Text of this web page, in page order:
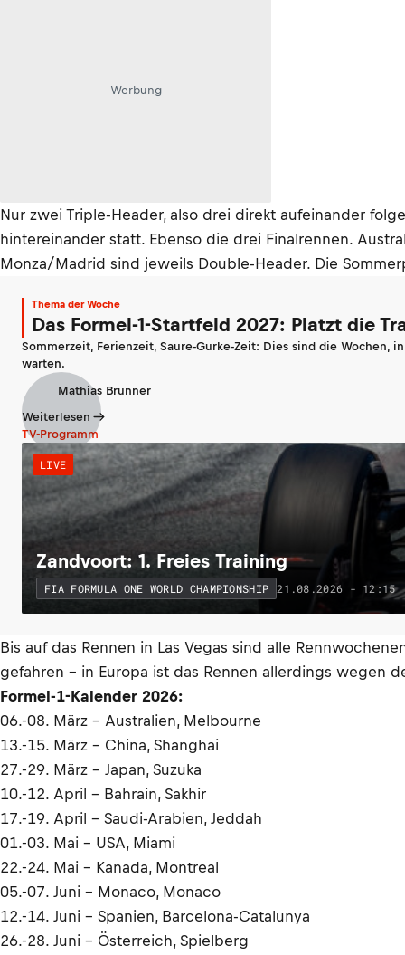
Werbung
Nur zwei Triple-Header, also drei direkt aufeinander
hintereinander statt. Ebenso die drei Finalrennen.
Monza/Madrid sind jeweils Double-Header. Die
Thema der Woche
Das Formel-1-Startfeld 2027: Platzt die
Sommerzeit, Ferienzeit, Saure-Gurke-Zeit: Dies sind die
warten.
Mathias Brunner
Weiterlesen
TV-Programm
LIVE
Zandvoort: 1. Freies Training
FIA FORMULA ONE WORLD CHAMPIONSHIP 21.08.2026 - 12:15
Bis auf das Rennen in Las Vegas sind alle
gefahren – in Europa ist das Rennen allerdings wegen
Formel-1-Kalender 2026:
06.-08. März – Australien, Melbourne
13.-15. März – China, Shanghai
27.-29. März – Japan, Suzuka
10.-12. April – Bahrain, Sakhir
17.-19. April – Saudi-Arabien, Jeddah
01.-03. Mai – USA, Miami
22.-24. Mai – Kanada, Montreal
05.-07. Juni – Monaco, Monaco
12.-14. Juni – Spanien, Barcelona-Catalunya
26.-28. Juni – Österreich, Spielberg